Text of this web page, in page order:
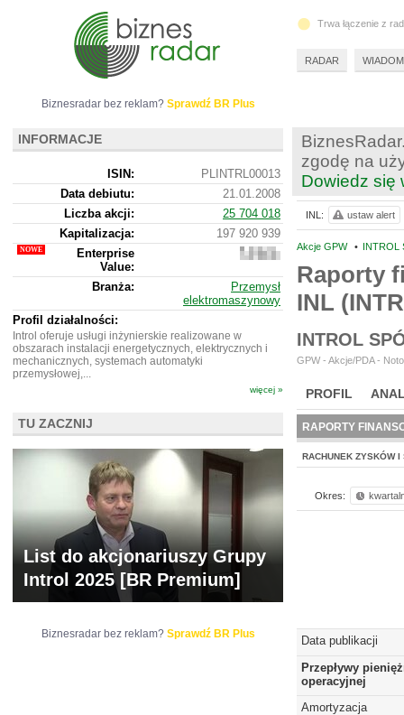
zgodę na
Dowiedz się
Akcje GPW • INTROL
Raporty
INL
INTROL
GPW - Akcje/PDA -
PROFIL
BR LAB
RAPORTY
RACHUNEK ZYSKÓW I
Okres:
Data publikacji
Przepływy
operacyjnej
Amortyzacja
INL: ustaw alert
Biznesradar bez reklam? Sprawdź BR Plus
INFORMACJE
ISIN:
PLINTRL00013
Data debiutu:
21.01.2008
Liczba akcji:
25 704 018
Kapitalizacja:
197 920 939
Enterprise
Value:
241
939
Branża:
Przemysł
elektromaszynowy
Profil działalności:
Introl oferuje usługi inżynierskie realizowane w
obszarach instalacji energetycznych, elektrycznych i
mechanicznych, systemach automatyki
przemysłowej,...
więcej »
TU ZACZNIJ
List do akcjonariuszy Grupy
Introl 2025 [BR Premium]
Biznesradar bez reklam? Sprawdź BR Plus
Trwa łączenie z
RADAR